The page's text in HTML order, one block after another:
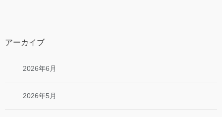
アーカイブ
2026年6月
2026年5月